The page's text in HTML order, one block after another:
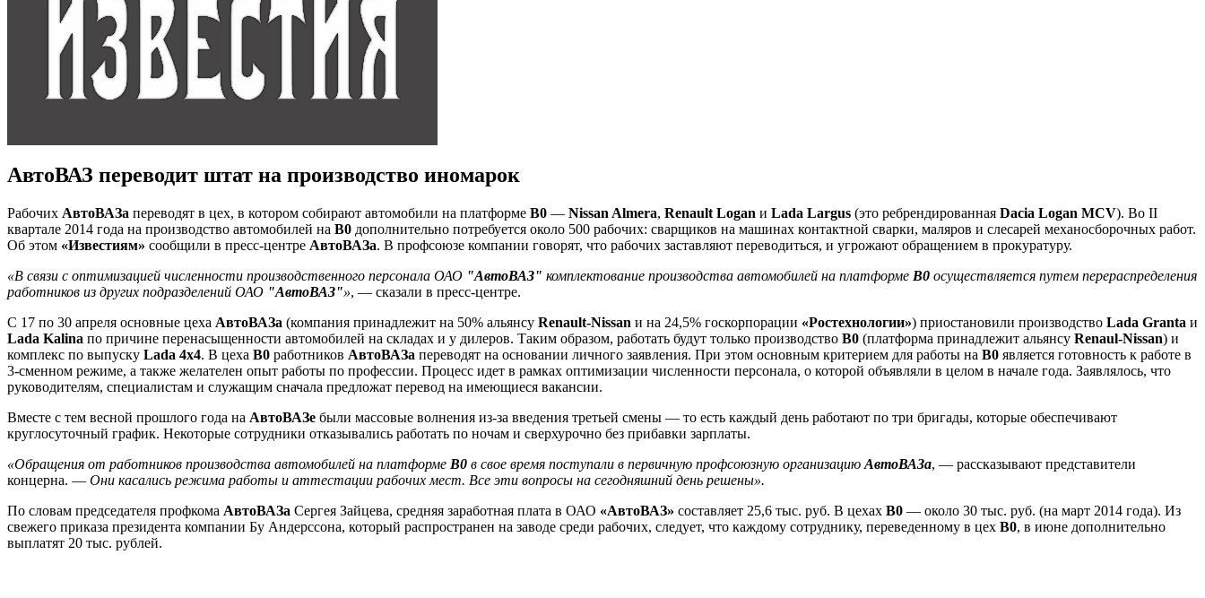
АвтоВАЗ переводит штат на производство иномарок
Рабочих АвтоВАЗа переводят в цех, в котором собирают автомобили на платформе В0 — Nissan Almera, Renault Logan и Lada Largus (это ребрендированная Dacia Logan MCV). Во II
квартале 2014 года на производство автомобилей на В0 дополнительно потребуется около 500 рабочих: сварщиков на машинах контактной сварки, маляров и слесарей механосборочных работ.
Об этом «Известиям» сообщили в пресс-центре АвтоВАЗа. В профсоюзе компании говорят, что рабочих заставляют переводиться, и угрожают обращением в прокуратуру.
«В связи с оптимизацией численности производственного персонала ОАО "АвтоВАЗ" комплектование производства автомобилей на платформе В0 осуществляется путем перераспределения
работников из других подразделений ОАО "АвтоВАЗ"», — сказали в пресс-центре.
С 17 по 30 апреля основные цеха АвтоВАЗа (компания принадлежит на 50% альянсу Renault-Nissan и на 24,5% госкорпорации «Ростехнологии») приостановили производство Lada Granta и
Lada Kalina по причине перенасыщенности автомобилей на складах и у дилеров. Таким образом, работать будут только производство В0 (платформа принадлежит альянсу Renaul-Nissan) и
комплекс по выпуску Lada 4х4. В цеха B0 работников АвтоВАЗа переводят на основании личного заявления. При этом основным критерием для работы на B0 является готовность к работе в
3-сменном режиме, а также желателен опыт работы по профессии. Процесс идет в рамках оптимизации численности персонала, о которой объявляли в целом в начале года. Заявлялось, что
руководителям, специалистам и служащим сначала предложат перевод на имеющиеся вакансии.
Вместе с тем весной прошлого года на АвтоВАЗе были массовые волнения из-за введения третьей смены — то есть каждый день работают по три бригады, которые обеспечивают
круглосуточный график. Некоторые сотрудники отказывались работать по ночам и сверхурочно без прибавки зарплаты.
«Обращения от работников производства автомобилей на платформе В0 в свое время поступали в первичную профсоюзную организацию АвтоВАЗа, — рассказывают представители
концерна. — Они касались режима работы и аттестации рабочих мест. Все эти вопросы на сегодняшний день решены».
По словам председателя профкома АвтоВАЗа Сергея Зайцева, средняя заработная плата в ОАО «АвтоВАЗ» составляет 25,6 тыс. руб. В цехах В0 — около 30 тыс. руб. (на март 2014 года). Из
свежего приказа президента компании Бу Андерссона, который распространен на заводе среди рабочих, следует, что каждому сотруднику, переведенному в цех В0, в июне дополнительно
выплатят 20 тыс. рублей.